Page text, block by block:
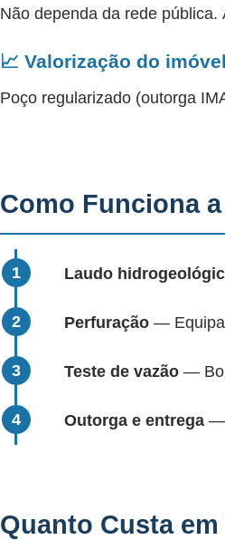
Não dependa da rede
📈 Valorização do imóvel
Poço regularizado (outorga
Como Funciona
Laudo
Perfuração —
Teste de vazão —
Outorga e entrega —
Quanto Custa